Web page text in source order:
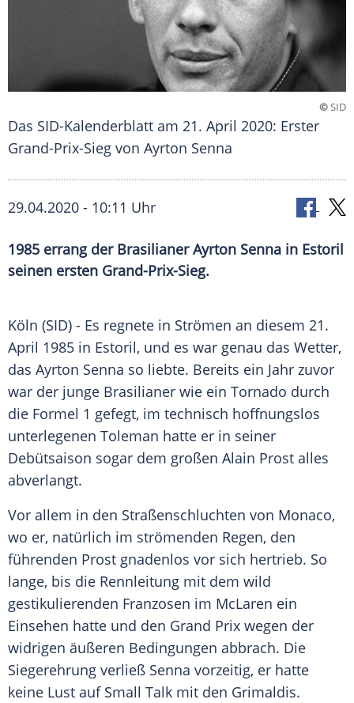
©SID
Das SID-Kalenderblatt am 21. April 2020: Erster
Grand-Prix-Sieg von Ayrton Senna
29.04.2020 - 10:11 Uhr
1985 errang der Brasilianer Ayrton Senna in Estoril
seinen ersten Grand-Prix-Sieg.
Köln (SID) - Es regnete in Strömen an diesem 21.
April 1985 in Estoril, und es war genau das Wetter,
das Ayrton Senna so liebte. Bereits ein Jahr zuvor
war der junge Brasilianer wie ein Tornado durch
die Formel 1 gefegt, im technisch hoffnungslos
unterlegenen Toleman hatte er in seiner
Debütsaison sogar dem großen Alain Prost alles
abverlangt.
Vor allem in den Straßenschluchten von Monaco,
wo er, natürlich im strömenden Regen, den
führenden Prost gnadenlos vor sich hertrieb. So
lange, bis die Rennleitung mit dem wild
gestikulierenden Franzosen im McLaren ein
Einsehen hatte und den Grand Prix wegen der
widrigen äußeren Bedingungen abbrach. Die
Siegerehrung verließ Senna vorzeitig, er hatte
keine Lust auf Small Talk mit den Grimaldis.